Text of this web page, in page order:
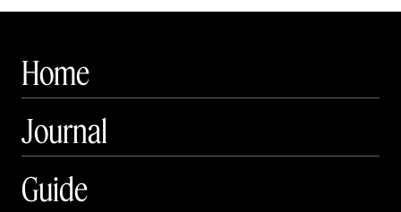
Home
Journal
Guide